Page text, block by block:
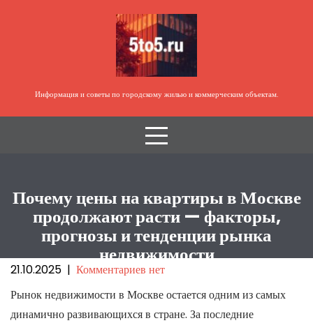
Информация и советы по городскому жилью и коммерческим объектам.
Почему цены на квартиры в Москве
продолжают расти — факторы,
прогнозы и тенденции рынка
недвижимости
21.10.2025 | Комментариев нет
Рынок недвижимости в Москве остается одним из самых
динамично развивающихся в стране. За последние